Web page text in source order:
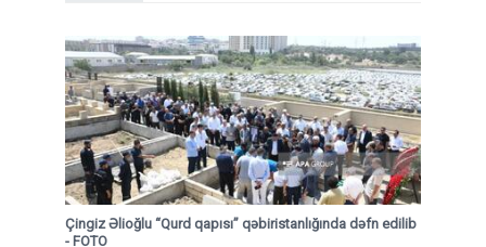
Çingiz Əlioğlu “Qurd qapısı” qəbiristanlığında dəfn edilib
- FOTO